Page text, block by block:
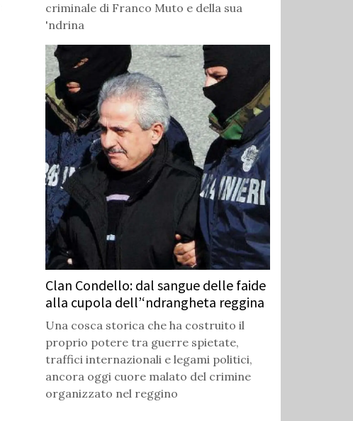
criminale di Franco Muto e della sua
'ndrina
Clan Condello: dal sangue delle faide
alla cupola dell’‘ndrangheta reggina
Una cosca storica che ha costruito il
proprio potere tra guerre spietate,
traffici internazionali e legami politici,
ancora oggi cuore malato del crimine
organizzato nel reggino